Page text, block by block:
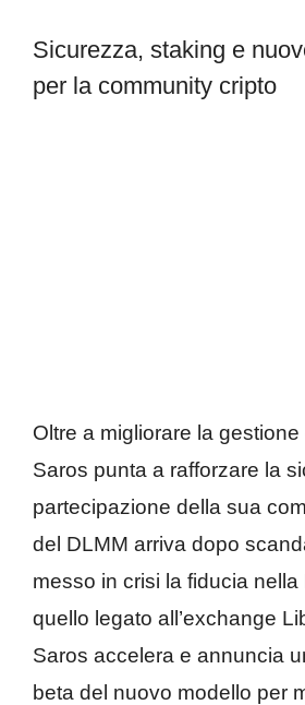
Sicurezza, staking e
per la community cripto
Oltre a migliorare la gestione
Saros punta a rafforzare la
partecipazione della sua
del DLMM arriva dopo
messo in crisi la fiducia nella
quello legato all’exchange
Saros accelera e annuncia
beta del nuovo modello per